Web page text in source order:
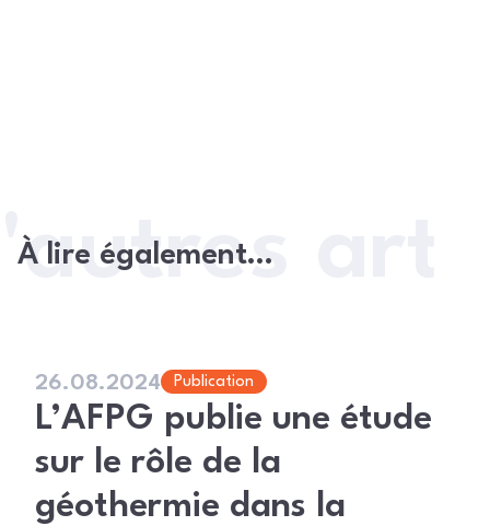
À lire également…
26.08.2024 Publication
L’AFPG publie une étude
sur le rôle de la
géothermie dans la